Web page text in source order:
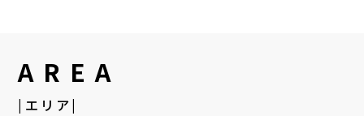
AREA
|エリア|